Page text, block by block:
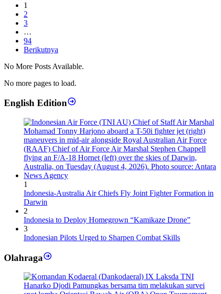
1
2
3
…
94
Berikutnya
No More Posts Available.
No more pages to load.
English Edition
1
Indonesia-Australia Air Chiefs Fly Joint Fighter Formation in
Darwin
2
Indonesia to Deploy Homegrown “Kamikaze Drone”
3
Indonesian Pilots Urged to Sharpen Combat Skills
Olahraga